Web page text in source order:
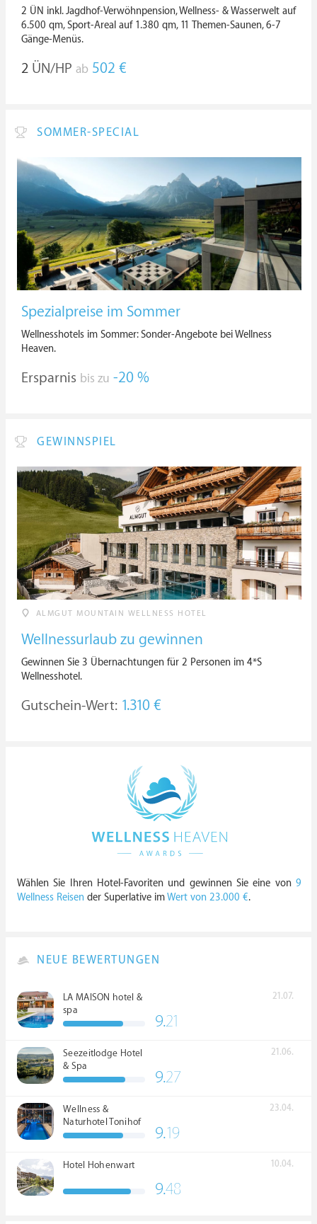
2 ÜN inkl. Jagdhof-Verwöhnpension, Wellness- & Wasserwelt auf
6.500 qm, Sport-Areal auf 1.380 qm, 11 Themen-Saunen, 6-7
Gänge-Menüs.
2 ÜN/HP ab 502 €
SOMMER-SPECIAL
Spezialpreise im Sommer
Wellnesshotels im Sommer: Sonder-Angebote bei Wellness
Heaven.
Ersparnis bis zu -20 %
GEWINNSPIEL
ALMGUT MOUNTAIN WELLNESS HOTEL
Wellnessurlaub zu gewinnen
Gewinnen Sie 3 Übernachtungen für 2 Personen im 4*S
Wellnesshotel.
Gutschein-Wert: 1.310 €
Wählen Sie Ihren Hotel-Favoriten und gewinnen Sie eine von 9
Wellness Reisen der Superlative imWert von 23.000 €.
NEUE BEWERTUNGEN
LA MAISON hotel &
spa
21.07.
9.21
Seezeitlodge Hotel
& Spa
21.06.
9.27
Wellness &
Naturhotel Tonihof
****S
23.04.
9.19
Hotel Hohenwart 10.04.
9.48